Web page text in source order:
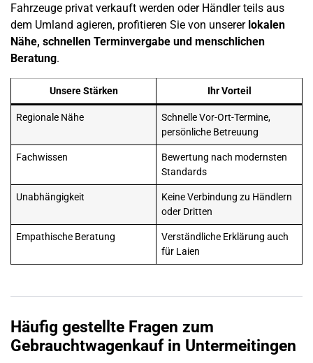
Fahrzeuge privat verkauft werden oder Händler teils aus
dem Umland agieren, profitieren Sie von unserer lokalen
Nähe, schnellen Terminvergabe und menschlichen
Beratung.
Unsere Stärken Ihr Vorteil
Regionale Nähe
Schnelle Vor-Ort-Termine,
persönliche Betreuung
Fachwissen Bewertung nach modernsten
Standards
Unabhängigkeit
Keine Verbindung zu Händlern
oder Dritten
Empathische Beratung
Verständliche Erklärung auch
für Laien
Häufig gestellte Fragen zum
Gebrauchtwagenkaufin Untermeitingen